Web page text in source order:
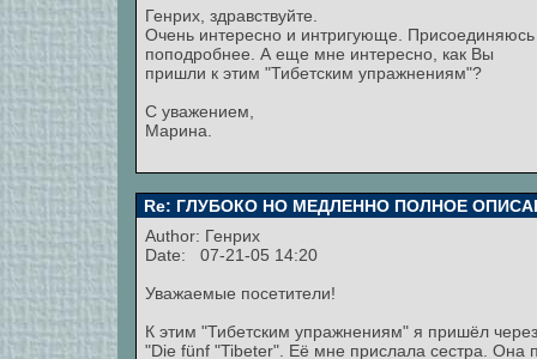
Генрих, здравствуйте.
Очень интересно и интригующе.
поподробнее. А еще мне интересно, как Вы
пришли к этим "Тибетским упражнениям"?
С уважением,
Марина.
Re: ГЛУБОКО НО МЕДЛЕННО ПОЛНОЕ
Author: Генрих
Date: 07-21-05 14:20
Уважаемые посетители!
К этим "Тибетским упражнениям" я пришёл
"Die fünf "Tibeter". Её мне прислала сестра. Она